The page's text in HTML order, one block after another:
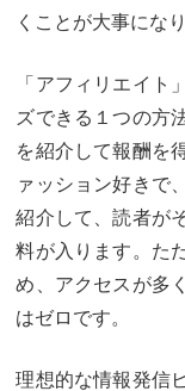
くことが大事にな
「アフィリエイト
ズできる１つの方
を紹介して報酬を
ァッション好きで
紹介して、読者が
料が入ります。た
め、アクセスが多
はゼロです。
理想的な情報発信